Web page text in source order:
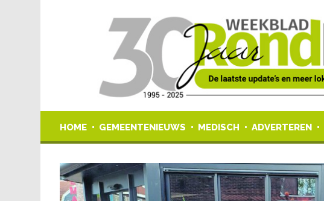
HOME GEMEENTENIEUWS MEDISCH ADVERTEREN